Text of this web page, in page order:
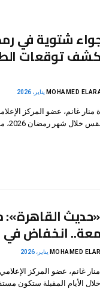
تكشف توقعات
MOHAMED
غانم، عضو المركز
انخفاض في
MOHAMED
غانم، عضو المركز الإعلامي
خلال الأيام المقبلة ستكون